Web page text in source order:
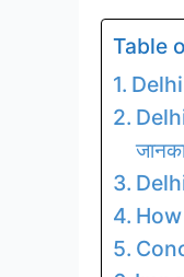
Table